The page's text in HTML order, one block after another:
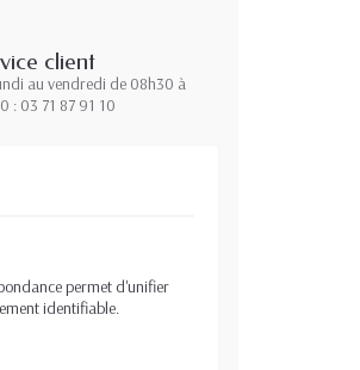
client
au vendredi de 08h30 à
: 03 71 87 91 10
permet d'unifier
identifiable.